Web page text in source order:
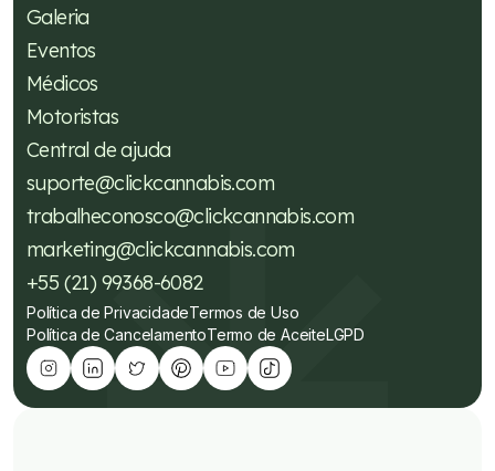
Galeria
Eventos
Médicos
Motoristas
Central de ajuda
suporte@clickcannabis.com
trabalheconosco@clickcannabis.com
marketing@clickcannabis.com
+55 (21) 99368-6082
Política de PrivacidadeTermos de Uso
Política de CancelamentoTermo de AceiteLGPD